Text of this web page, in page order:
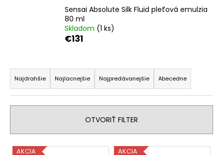
Sensai Absolute Silk Fluid pleťová emulzia
80 ml
Skladom (1 ks)
€131
R
a
d
e
i
e
Najdrahšie Najlacnejšie Najpredávanejšie Abecedne
OTVORIŤ FILTER
VAKCIA AKCIA
O
d
r
ú